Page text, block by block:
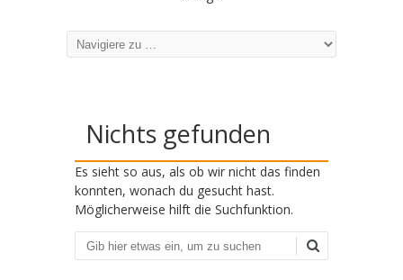
Nichts gefunden
Es sieht so aus, als ob wir nicht das finden
konnten, wonach du gesucht hast.
Möglicherweise hilft die Suchfunktion.
Suchen